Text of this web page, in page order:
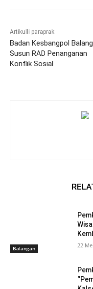
Artikulli paraprak
Badan Kesbangpol
Susun RAD Penanganan
Konflik Sosial
Balangan 22